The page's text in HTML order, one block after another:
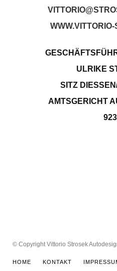
ULRIKE
SITZ
AMTSGERICHT
© Copyright Vittorio Strosek
HOME KONTAKT